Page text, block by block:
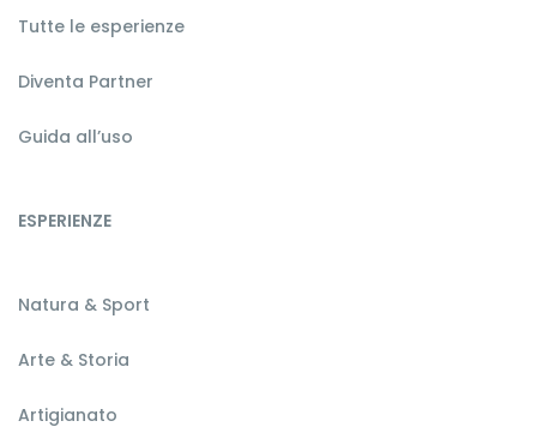
Tutte le esperienze
Diventa Partner
Guida all’uso
ESPERIENZE
Natura & Sport
Arte & Storia
Artigianato